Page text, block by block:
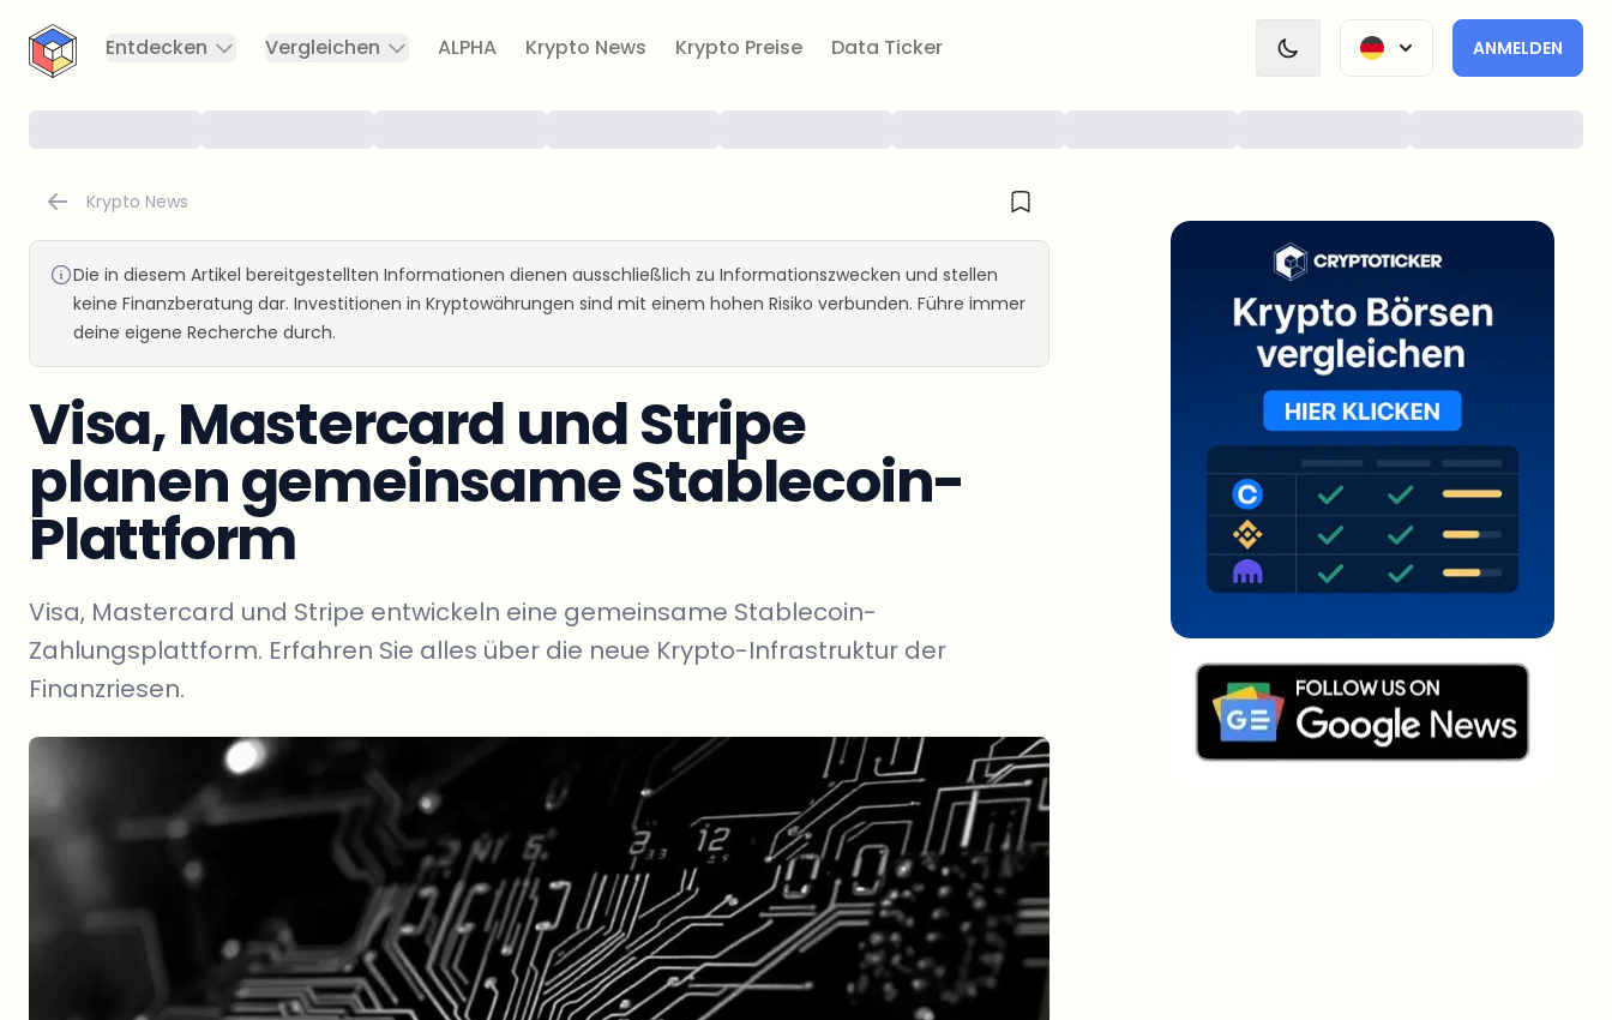
CryptoTicker
Entdecken
Vergleichen ALPHA Krypto News Krypto Preise Data Ticker ANMELDEN
Krypto News
Die in diesem Artikel bereitgestellten Informationen dienen ausschließlich zu Informationszwecken und stellen
keine Finanzberatung dar. Investitionen in Kryptowährungen sind mit einem hohen Risiko verbunden. Führe immer
deine eigene Recherche durch.
Visa, Mastercard und Stripe
planen gemeinsame Stablecoin-
Plattform
Visa, Mastercard und Stripe entwickeln eine gemeinsame Stablecoin-
Zahlungsplattform. Erfahren Sie alles über die neue Krypto-Infrastruktur der
Finanzriesen.